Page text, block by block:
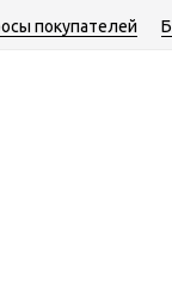
покупателей